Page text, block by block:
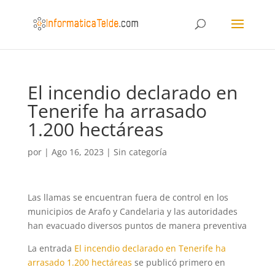
El incendio declarado en
Tenerife ha arrasado
1.200 hectáreas
por | Ago 16, 2023 | Sin categoría
Las llamas se encuentran fuera de control en los
municipios de Arafo y Candelaria y las autoridades
han evacuado diversos puntos de manera preventiva
La entrada El incendio declarado en Tenerife ha
arrasado 1.200 hectáreas se publicó primero en